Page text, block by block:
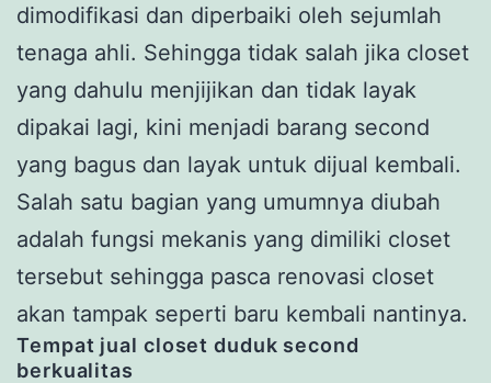
dimodifikasi dan diperbaiki oleh sejumlah
tenaga ahli. Sehingga tidak salah jika closet
yang dahulu menjijikan dan tidak layak
dipakai lagi, kini menjadi barang second
yang bagus dan layak untuk dijual kembali.
Salah satu bagian yang umumnya diubah
adalah fungsi mekanis yang dimiliki closet
tersebut sehingga pasca renovasi closet
akan tampak seperti baru kembali nantinya.
Tempat jual closet duduk second
berkualitas